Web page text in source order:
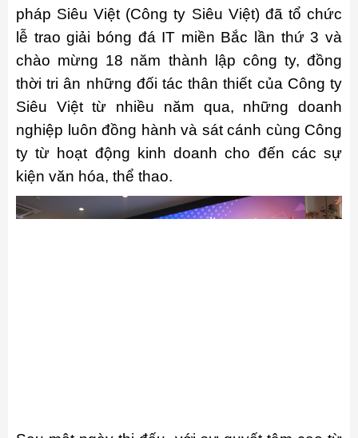
pháp Siêu Việt (Công ty Siêu Việt) đã tổ chức
lễ trao giải bóng đá IT miền Bắc lần thứ 3 và
chào mừng 18 năm thành lập công ty, đồng
thời tri ân những đối tác thân thiết của Công ty
Siêu Việt từ nhiều năm qua, những doanh
nghiệp luôn đồng hành và sát cánh cùng Công
ty từ hoạt động kinh doanh cho đến các sự
kiện văn hóa, thể thao.